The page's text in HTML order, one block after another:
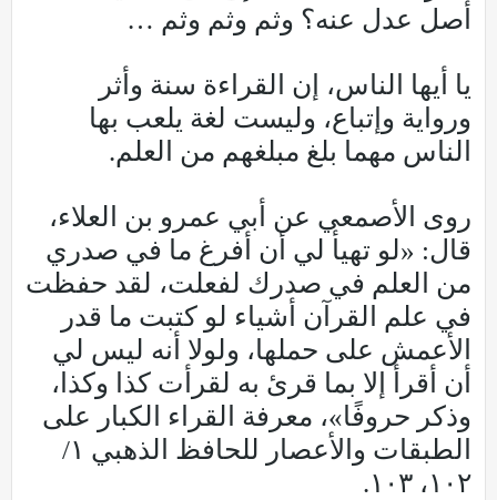
أصل عدل عنه؟ وثم وثم وثم …
يا أيها الناس، إن القراءة سنة وأثر
ورواية وإتباع، وليست لغة يلعب بها
الناس مهما بلغ مبلغهم من العلم.
روى الأصمعي عن أبي عمرو بن العلاء،
قال: «لو تهيأ لي أن أفرغ ما في صدري
من العلم في صدرك لفعلت، لقد حفظت
في علم القرآن أشياء لو كتبت ما قدر
الأعمش على حملها، ولولا أنه ليس لي
أن أقرأ إلا بما قرئ به لقرأت كذا وكذا،
وذكر حروفًا»، معرفة القراء الكبار على
الطبقات والأعصار للحافظ الذهبي ١/
١٠٢، ١٠٣.